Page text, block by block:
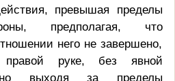
превышая пределы
предполагая, что
него не завершено,
руке, без явной
выходя за пределы